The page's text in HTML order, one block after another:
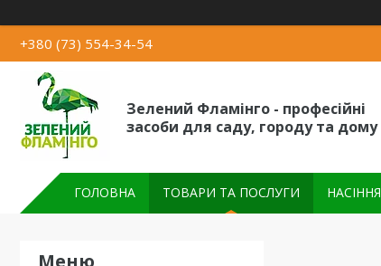
+380 (73) 554-34-54
Зелений Фламінго - професійні
засоби для саду, городу та дому
ГОЛОВНА ТОВАРИ ТА ПОСЛУГИ НАСІННЯ